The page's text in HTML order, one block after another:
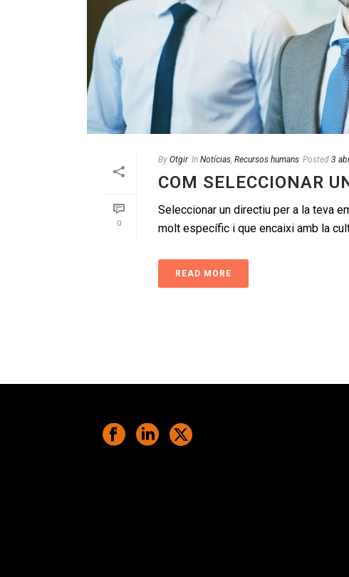
0
By Otgir In Notícias, Recursos humans Posted 3
COM SELECCIONAR
Seleccionar un directiu per a la teva
molt específic i que encaixi amb la
READ MORE